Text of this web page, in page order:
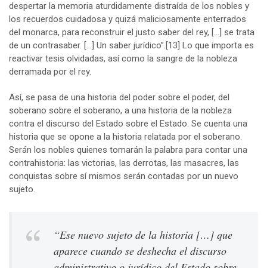
despertar la memoria aturdidamente distraída de los nobles y
los recuerdos cuidadosa y quizá maliciosamente enterrados
del monarca, para reconstruir el justo saber del rey, […] se trata
de un contrasaber. […] Un saber jurídico”.[13] Lo que importa es
reactivar tesis olvidadas, así como la sangre de la nobleza
derramada por el rey.
Así, se pasa de una historia del poder sobre el poder, del
soberano sobre el soberano, a una historia de la nobleza
contra el discurso del Estado sobre el Estado. Se cuenta una
historia que se opone a la historia relatada por el soberano.
Serán los nobles quienes tomarán la palabra para contar una
contrahistoria: las victorias, las derrotas, las masacres, las
conquistas sobre sí mismos serán contadas por un nuevo
sujeto.
“Ese nuevo sujeto de la historia […] que
aparece cuando se deshecha el discurso